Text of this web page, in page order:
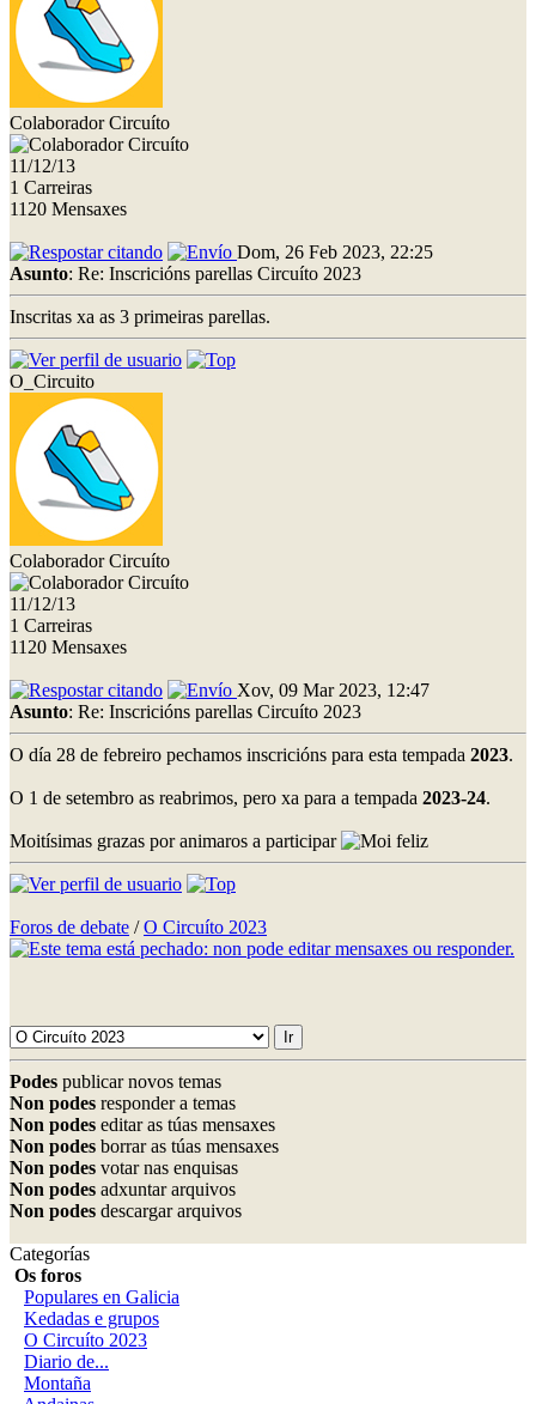
Colaborador Circuíto
11/12/13
1 Carreiras
1120 Mensaxes
Dom, 26 Feb 2023, 22:25
Asunto: Re: Inscricións parellas Circuíto 2023
Inscritas xa as 3 primeiras parellas.
O_Circuito
Colaborador Circuíto
11/12/13
1 Carreiras
1120 Mensaxes
Xov, 09 Mar 2023, 12:47
Asunto: Re: Inscricións parellas Circuíto 2023
O día 28 de febreiro pechamos inscricións para esta tempada 2023.
O 1 de setembro as reabrimos, pero xa para a tempada 2023-24.
Moitísimas grazas por animaros a participar
Foros de debate /O Circuíto 2023
Podes publicar novos temas
Non podes responder a temas
Non podes editar as túas mensaxes
Non podes borrar as túas mensaxes
Non podes votar nas enquisas
Non podes adxuntar arquivos
Non podes descargar arquivos
Categorías
Os foros
Populares en Galicia
Kedadas e grupos
O Circuíto 2023
Diario de...
Montaña